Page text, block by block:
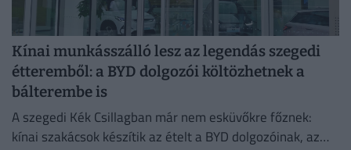
Kínai munkásszálló lesz az legendás szegedi
étteremből: a BYD dolgozói költözhetnek a
bálterembe is
A szegedi Kék Csillagban már nem esküvőkre főznek:
kínai szakácsok készítik az ételt a BYD dolgozóinak, az